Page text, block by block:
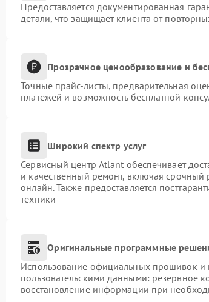
Предоставляется документированная
детали, что защищает клиента от
Прозрачное ценообразование и
Точные прайс-листы, предварительная
платежей и возможность бесплатной
Широкий спектр услуг
Сервисный центр Atlant обеспечивает
и качественный ремонт, включая срочный
онлайн. Также предоставляется
техники
Оригинальные программные
Использование официальных прошивок и
пользовательскими данными: резервное
восстановление информации при